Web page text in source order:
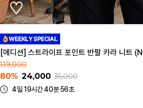
[에디션] 스트라이프 포인트 반팔 카라 니트
119,000
80% 24,000 35,000
4일 19시간 40분 56초